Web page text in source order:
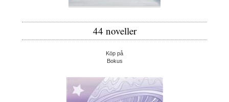
44 noveller
Köp på
Bokus